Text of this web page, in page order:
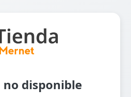
no disponible